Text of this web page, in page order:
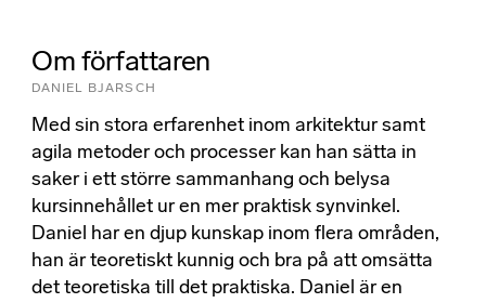
Om författaren
DANIEL BJARSCH
Med sin stora erfarenhet inom arkitektur samt
agila metoder och processer kan han sätta in
saker i ett större sammanhang och belysa
kursinnehållet ur en mer praktisk synvinkel.
Daniel har en djup kunskap inom flera områden,
han är teoretiskt kunnig och bra på att omsätta
det teoretiska till det praktiska. Daniel är en